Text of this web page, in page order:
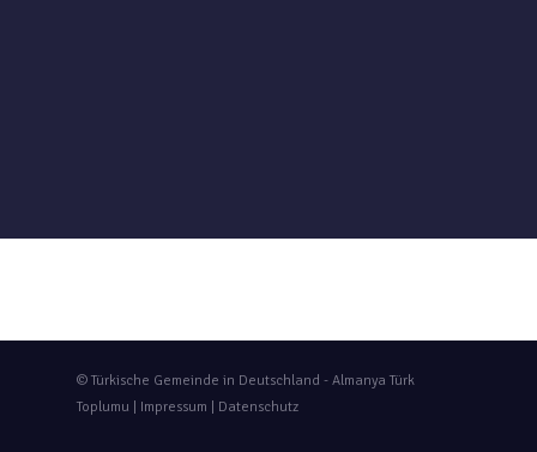
© Türkische Gemeinde in Deutschland - Almanya Türk
Toplumu | Impressum Datenschutz